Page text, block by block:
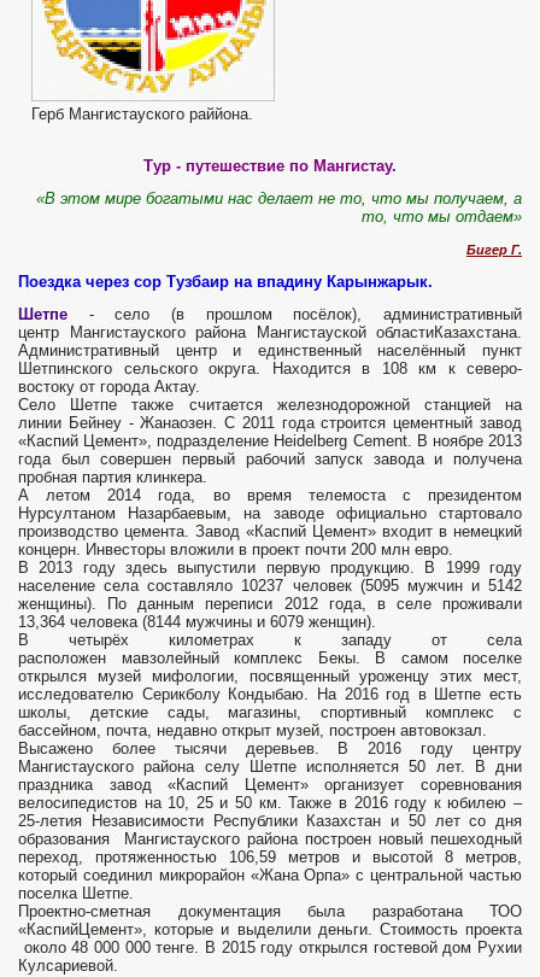
Герб Мангистауского раййона.
Тур - путешествие по Мангистау.
«В этом мире богатыми нас делает не то, что мы получаем, а
то, что мы отдаем»
Бигер Г.
Поездка через сор Тузбаир на впадину Карынжарык.
Шетпе - село (в прошлом посёлок), административный
центр Мангистауского района Мангистауской областиКазахстана.
Административный центр и единственный населённый пункт
Шетпинского сельского округа. Находится в 108 км к северо-
востоку от города Актау.
Село Шетпе также считается железнодорожной станцией на
линии Бейнеу - Жанаозен. С 2011 года строится цементный завод
«Каспий Цемент», подразделение Heidelberg Cement. В ноябре 2013
года был совершен первый рабочий запуск завода и получена
пробная партия клинкера.
А летом 2014 года, во время телемоста с президентом
Нурсултаном Назарбаевым, на заводе официально стартовало
производство цемента. Завод «Каспий Цемент» входит в немецкий
концерн. Инвесторы вложили в проект почти 200 млн евро.
В 2013 году здесь выпустили первую продукцию. В 1999 году
население села составляло 10237 человек (5095 мужчин и 5142
женщины). По данным переписи 2012 года, в селе проживали
13,364 человека (8144 мужчины и 6079 женщин).
В четырёх километрах к западу от села
расположен мавзолейный комплекс Бекы. В самом поселке
открылся музей мифологии, посвященный уроженцу этих мест,
исследователю Серикболу Кондыбаю. На 2016 год в Шетпе есть
школы, детские сады, магазины, спортивный комплекс с
бассейном, почта, недавно открыт музей, построен автовокзал.
Высажено более тысячи деревьев. В 2016 году центру
Мангистауского района селу Шетпе исполняется 50 лет. В дни
праздника завод «Каспий Цемент» организует соревнования
велосипедистов на 10, 25 и 50 км. Также в 2016 году к юбилею –
25-летия Независимости Республики Казахстан и 50 лет со дня
образования Мангистауского района построен новый пешеходный
переход, протяженностью 106,59 метров и высотой 8 метров,
который соединил микрорайон «Жана Орпа» с центральной частью
поселка Шетпе.
Проектно-сметная документация была разработана ТОО
«КаспийЦемент», которые и выделили деньги. Стоимость проекта
около 48 000 000 тенге. В 2015 году открылся гостевой дом Рухии
Кулсариевой.